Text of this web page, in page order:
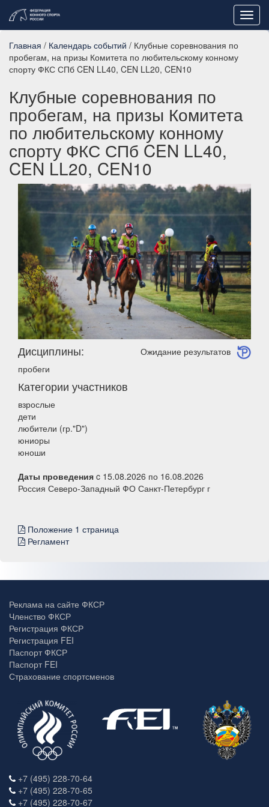
Главная / Календарь событий / Клубные соревнования по
пробегам, на призы Комитета по любительскому конному
спорту ФКС СПб CEN LL40, CEN LL20, CEN10
Клубные соревнования по
пробегам, на призы Комитета
по любительскому конному
спорту ФКС СПб CEN LL40,
CEN LL20, CEN10
Ожидание результатов
Дисциплины:
пробеги
Категории участников
взрослые
дети
любители (гр."D")
юниоры
юноши
Даты проведения c 15.08.2026 по 16.08.2026
Россия Северо-Западный ФО Санкт-Петербург г
Положение 1 страница
Регламент
Реклама на сайте ФКСР
Членство ФКСР
Регистрация ФКСР
Регистрация FEI
Паспорт ФКСР
Паспорт FEI
Страхование спортсменов
+7 (495) 228-70-64
+7 (495) 228-70-65
+7 (495) 228-70-67